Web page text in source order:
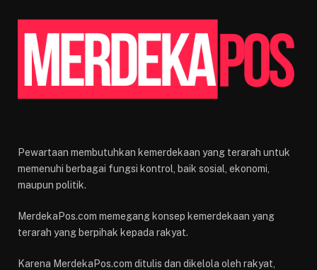
Pewartaan membutuhkan kemerdekaan yang terarah untuk
memenuhi berbagai fungsi kontrol, baik sosial, ekonomi,
maupun politik.
MerdekaPos.com memegang konsep kemerdekaan yang
terarah yang berpihak kepada rakyat.
Karena MerdekaPos.com ditulis dan dikelola oleh rakyat,